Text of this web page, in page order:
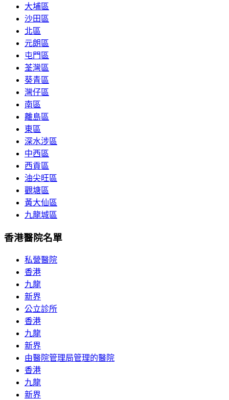
大埔區
沙田區
北區
元朗區
屯門區
荃灣區
葵青區
灣仔區
南區
離島區
東區
深水涉區
中西區
西貢區
油尖旺區
觀塘區
黃大仙區
九龍城區
香港醫院名單
私營醫院
香港
九龍
新界
公立診所
香港
九龍
新界
由醫院管理局管理的醫院
香港
九龍
新界